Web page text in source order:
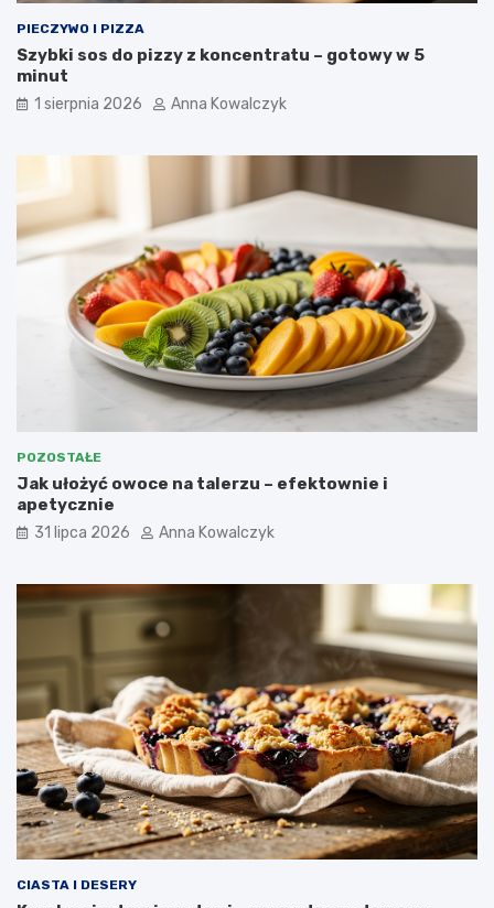
PIECZYWO I PIZZA
Szybki sos do pizzy z koncentratu – gotowy w 5
minut
1 sierpnia 2026 Anna Kowalczyk
POZOSTAŁE
Jak ułożyć owoce na talerzu – efektownie i
apetycznie
31 lipca 2026 Anna Kowalczyk
CIASTA I DESERY